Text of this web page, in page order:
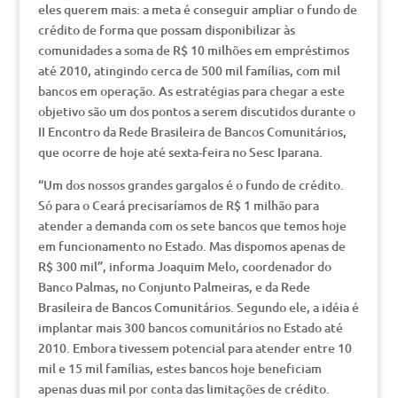
eles querem mais: a meta é conseguir ampliar o fundo de
crédito de forma que possam disponibilizar às
comunidades a soma de R$ 10 milhões em empréstimos
até 2010, atingindo cerca de 500 mil famílias, com mil
bancos em operação. As estratégias para chegar a este
objetivo são um dos pontos a serem discutidos durante o
II Encontro da Rede Brasileira de Bancos Comunitários,
que ocorre de hoje até sexta-feira no Sesc Iparana.
“Um dos nossos grandes gargalos é o fundo de crédito.
Só para o Ceará precisaríamos de R$ 1 milhão para
atender a demanda com os sete bancos que temos hoje
em funcionamento no Estado. Mas dispomos apenas de
R$ 300 mil”, informa Joaquim Melo, coordenador do
Banco Palmas, no Conjunto Palmeiras, e da Rede
Brasileira de Bancos Comunitários. Segundo ele, a idéia é
implantar mais 300 bancos comunitários no Estado até
2010. Embora tivessem potencial para atender entre 10
mil e 15 mil famílias, estes bancos hoje beneficiam
apenas duas mil por conta das limitações de crédito.